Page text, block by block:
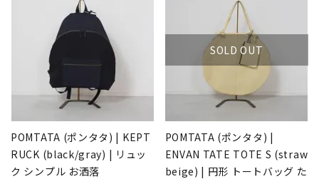
POMTATA (ポンタタ) | KEPT
RUCK (black/gray) | リュッ
ク シンプル お洒落
SOLD OUT
POMTATA (ポンタタ) |
ENVAN TATE TOTE S (straw
beige) | 円形 トートバッグ た